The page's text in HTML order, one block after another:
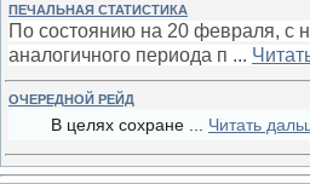
ПЕЧАЛЬНАЯ СТАТИСТИКА
По состоянию на 20 февраля, с
аналогичного периода п ...
ОЧЕРЕДНОЙ РЕЙД
В целях сохране ... Читать